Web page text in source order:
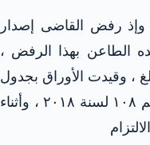
وإذ رفض القاضى إصدار
الطاعن بهذا الرفض ،
، وقيدت الأوراق بجدول
قضايا مأمورية المحمودية الكلية برقم ١٠٨ لسنة ٢٠١٨ ، وأثناء